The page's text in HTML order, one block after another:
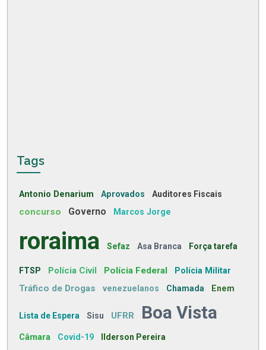
Tags
Antonio Denarium Aprovados Auditores Fiscais
concurso Governo Marcos Jorge
roraima Sefaz Asa Branca Força tarefa
FTSP Polícia Civil Polícia Federal Polícia Militar
Tráfico de Drogas venezuelanos Chamada Enem
Lista de Espera Sisu UFRR Boa Vista
Câmara Covid-19 Ilderson Pereira